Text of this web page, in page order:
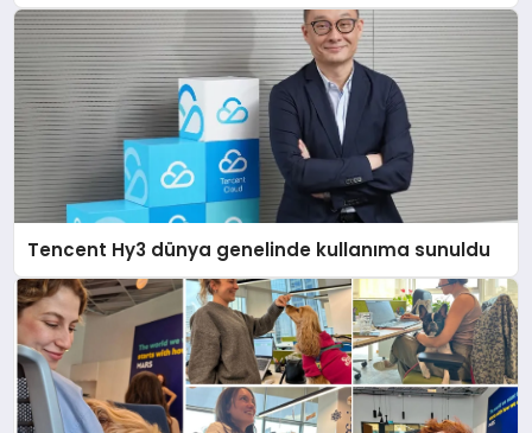
Tencent Hy3 dünya genelinde kullanıma sunuldu